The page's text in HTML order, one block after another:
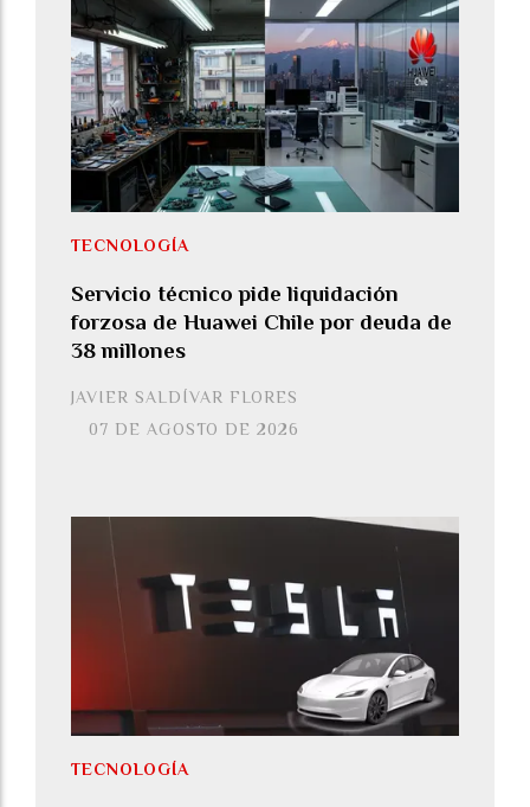
Servicio técnico pide liquidación
forzosa de Huawei Chile por deuda de
38 millones
JAVIER SALDÍVAR FLORES
TECNOLOGÍA
07 DE AGOSTO DE 2026
TECNOLOGÍA